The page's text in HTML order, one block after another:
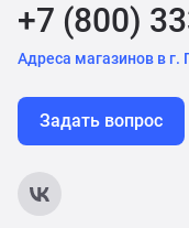
+7 (800)
Адреса магазинов в г.
Задать вопрос